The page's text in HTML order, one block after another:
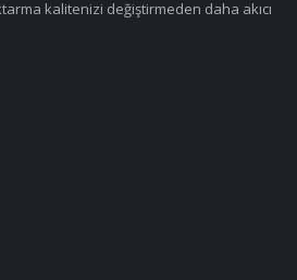
kalitenizi değiştirmeden daha akıcı